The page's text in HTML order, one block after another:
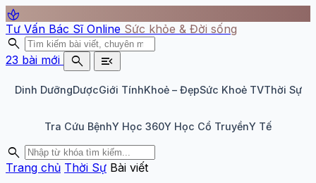
spa
Tư Vấn Bác Sĩ Online Sức khỏe & Đời sống
search
23 bài mới search menu_open
Dinh DưỡngDượcGiới TínhKhoẻ – ĐẹpSức Khoẻ TVThời Sự
Tra Cứu BệnhY Học 360Y Học Cổ TruyềnY Tế
search
Trang chủ Thời Sự Bài viết